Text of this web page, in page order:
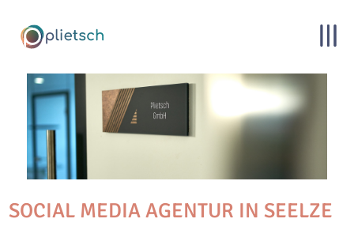
SOCIAL MEDIA AGENTUR IN SEELZE